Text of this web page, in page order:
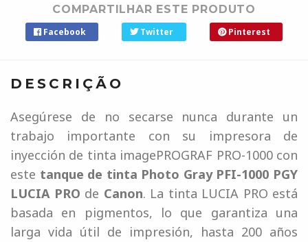
COMPARTILHAR ESTE PRODUTO
Facebook Twitter Pinterest
DESCRIÇÃO
Asegúrese de no secarse nunca durante un
trabajo importante con su impresora de
inyección de tinta imagePROGRAF PRO-1000 con
este tanque de tinta Photo Gray PFI-1000 PGY
LUCIA PRO de Canon. La tinta LUCIA PRO está
basada en pigmentos, lo que garantiza una
larga vida útil de impresión, hasta 200 años